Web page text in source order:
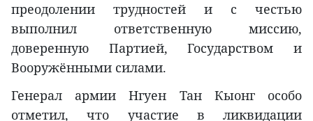
преодолении трудностей и с честью
выполнил ответственную миссию,
доверенную Партией, Государством и
Вооружёнными силами.
Генерал армии Нгуен Тан Кыонг особо
отметил, что участие в ликвидации